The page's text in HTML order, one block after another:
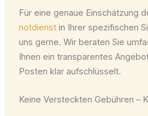
Für eine genaue Einschätzung
notdienstin Ihrer spezifischen
uns gerne. Wir beraten Sie
Ihnen ein transparentes
Posten klar aufschlüsselt.
Keine Versteckten Gebühren –